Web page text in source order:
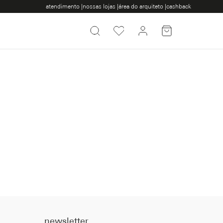
atendimento |nossas lojas |área do arquiteto |cashback
newsletter